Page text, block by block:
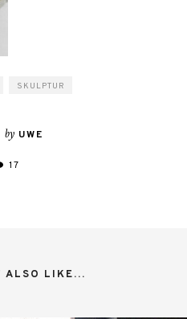
SKULPTUR
by UWE
17
ALSO LIKE...